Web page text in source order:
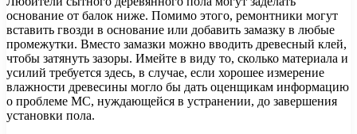
основание от балок ниже. Помимо этого, ремонтники могут
вставить гвозди в основание или добавить замазку в любые
промежутки. Вместо замазки можно вводить древесный клей,
чтобы затянуть зазоры. Имейте в виду то, сколько материала и
усилий требуется здесь, в случае, если хорошее измерение
влажности древесины могло бы дать оценщикам информацию
о проблеме MC, нуждающейся в устранении, до завершения
установки пола.